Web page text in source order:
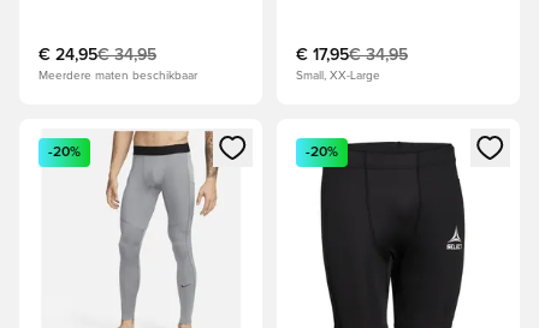
€ 24,95€ 34,95
Meerdere maten beschikbaar
€ 17,95€ 34,95
Small, XX-Large
Opent een venster om in te loggen of je aan te melden als
-20%
Opent een venster om in te
-20%